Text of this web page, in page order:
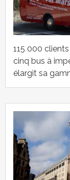
115 000
cinq bus à
élargit sa